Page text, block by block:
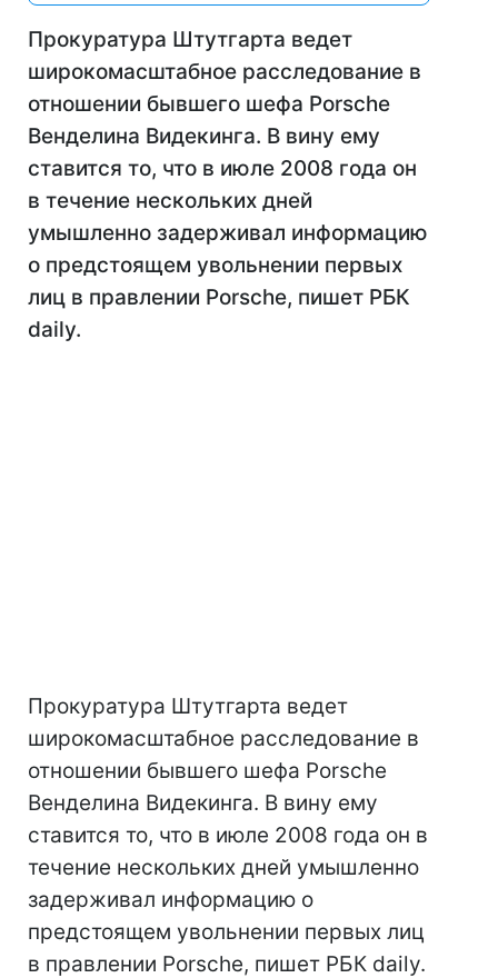
Прокуратура Штутгарта ведет
широкомасштабное расследование в
отношении бывшего шефа Porsche
Венделина Видекинга. В вину ему
ставится то, что в июле 2008 года он
в течение нескольких дней
умышленно задерживал информацию
о предстоящем увольнении первых
лиц в правлении Porsche, пишет РБК
daily.
Прокуратура Штутгарта ведет
широкомасштабное расследование в
отношении бывшего шефа Porsche
Венделина Видекинга. В вину ему
ставится то, что в июле 2008 года он в
течение нескольких дней умышленно
задерживал информацию о
предстоящем увольнении первых лиц
в правлении Porsche, пишет РБК daily.